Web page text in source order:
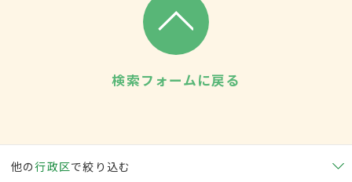
検索フォームに戻る
他の行政区で絞り込む